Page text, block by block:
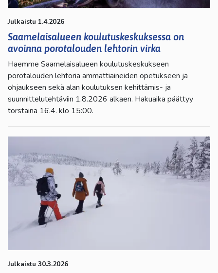
Julkaistu 1.4.2026
Saamelaisalueen koulutuskeskuksessa on
avoinna porotalouden lehtorin virka
Haemme Saamelaisalueen koulutuskeskukseen
porotalouden lehtoria ammattiaineiden opetukseen ja
ohjaukseen sekä alan koulutuksen kehittämis- ja
suunnittelutehtäviin 1.8.2026 alkaen. Hakuaika päättyy
torstaina 16.4. klo 15:00.
Julkaistu 30.3.2026